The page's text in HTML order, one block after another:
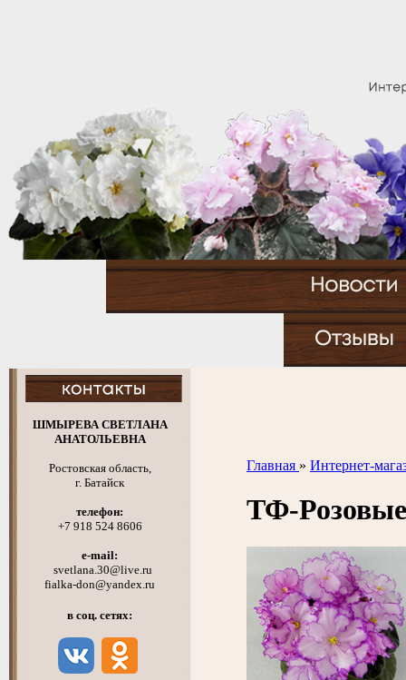
ШМЫРЕВА СВЕТЛАНА
АНАТОЛЬЕВНА
Ростовская область,
г. Батайск
телефон:
+7 918 524 8606
e-mail:
svetlana.30@live.ru
fialka-don@yandex.ru
в соц. сетях:
Главная » Интернет-
ТФ-